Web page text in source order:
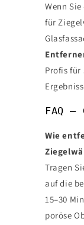
Wenn
für
Profis
FAQ
Wie
Tragen
auf die
15–30
poröse